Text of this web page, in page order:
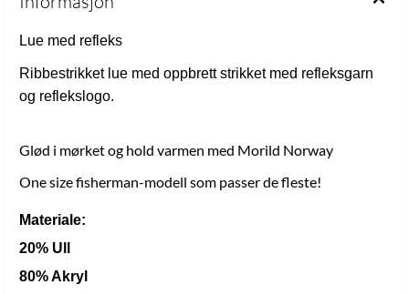
Lue med refleks
Ribbestrikket lue med oppbrett strikket med refleksgarn
og reflekslogo.
Glød i mørket og hold varmen med Morild Norway
One size fisherman-modell som passer de fleste!
Materiale:
20% Ull
80% Akryl